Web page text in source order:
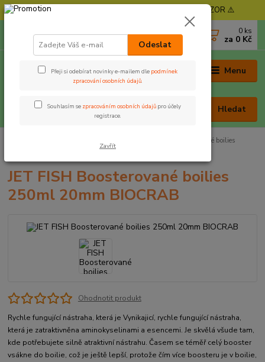
⚠️ POZOR - Objednávky expedujeme od 11. 8. - POZOR ⚠️
Menu
Hledat
0 ks
za 0 Kč
JET FISH Boosterované boilies
JET FISH Boosterované boilies
250ml 20mm BIOCRAB
Ohodnotit produkt
Rychle fungující nástraha, která je Vynikajicí, rychle fungující nástraha,
která je zatraktivněna aminokyselinami a esencemi. Je skvělá všude tam,
kde potřebujete silně atraktivní nástrahu. Časem se téměř celý booster
vsákne do boilie, což je ještě lepší, protože čím více boosteru je v boilie,
Odeslat
Přeji si odebírat novinky e-mailem dle podmínek
zpracování osobních údajů.
Souhlasím se zpracováním osobních údajů pro účely
registrace.
Zavřít